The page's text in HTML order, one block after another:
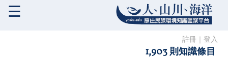
註冊 登入
1,903 則知識條目
☰